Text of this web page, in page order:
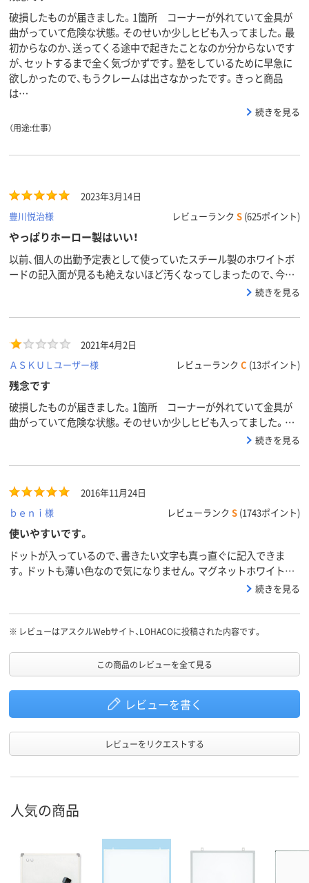
破損したものが届きました。1箇所 コーナーが外れていて金具が
曲がっていて危険な状態。そのせいか少しヒビも入ってました。最
初からなのか、送ってくる途中で起きたことなのか分からないです
が、セットするまで全く気づかずです。塾をしているために早急に
欲しかったので、もうクレームは出さなかったです。きっと商品
は…
続きを見る
（用途:仕事）
2023年3月14日
豊川悦治様
レビューランク S (625ポイント)
やっぱりホーロー製はいい！
以前、個人の出勤予定表として使っていたスチール製のホワイトボ
ードの記入面が見るも絶えないほど汚くなってしまったので、今回
は思い切って少し高いけどホーロー製の物を購入。購入から1ヵ月
で、やっぱりホーロー製を購入してよかったと思いました。ドット
して直線を引くことはあまり無いですが。。)。
続きを見る
2021年4月2日
ＡＳＫＵＬユーザー様
レビューランク C (13ポイント)
残念です
破損したものが届きました。1箇所 コーナーが外れていて金具が
曲がっていて危険な状態。そのせいか少しヒビも入ってました。最
初からなのか、送ってくる途中で起きたことなのか分からないです
欲しかったので、もうクレームは出さなかったです。きっと商品は
とてもがっかりしてます。ドットは薄過ぎて書いている時に見えな
いです。殆どが見えない←これを求めてるかどうかですが、書く時
にここまで見えづらいと図形や文字をまっすぐ書くのは困難と思い
ました。これも、残念（ ; ; ）
続きを見る
2016年11月24日
ｂｅｎｉ様
レビューランク S (1743ポイント)
使いやすいです。
ドットが入っているので、書きたい文字も真っ直ぐに記入できま
す。ドットも薄い色なので気になりません。マグネットホワイトシ
ートも貼り付けれて、自由に区切る事が出来るので使いやすいで
続きを見る
※ レビューはアスクルWebサイト、LOHACOに投稿された内容です。
この商品のレビューを全て見る
レビューを書く
レビューをリクエストする
人気の商品